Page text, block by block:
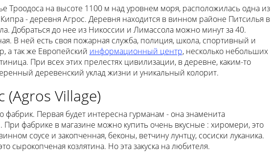
Троодоса на высоте 1100 м над уровнем моря, расположилась одна из
- деревня Агрос. Деревня находится в винном районе Питсилья в
Добраться до нее из Никоссии и Лимассола можно минут за 40.
В ней есть своя пожарная служба, полиция, школа, спортивный и
а так же Европейский информационный центр, несколько небольших
При всех этих прелестях цивилизации, в деревне, каким-то
деревенский уклад жизни и уникальный колорит.
(Agros Village)
фабрик. Первая будет интересна гурманам - она знаменита
фабрике в магазине можно купить очень вкусные : хиромери, это
соусе и закопченная, беконы, ветчину лунтцу, сосиски луканика.
сырокопченая козлятина. Но эта закуска на любителя.